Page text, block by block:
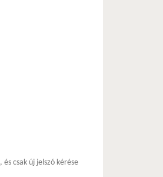
csak új jelszó kérése